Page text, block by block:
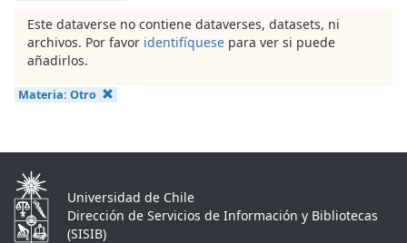
Este dataverse no contiene dataverses, datasets, ni
archivos. Por favor identifíquese para ver si puede
añadirlos.
Materia: Otro
Universidad de Chile
Dirección de Servicios de Información y Bibliotecas
(SISIB)